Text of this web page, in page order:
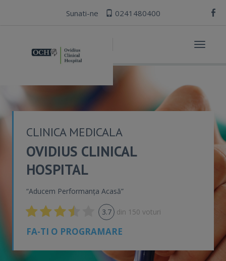
Sunati-ne 0241480400
Toggle
CLINICA MEDICALA
OVIDIUS CLINICAL
HOSPITAL
“Aducem Performanța Acasă”
3.7 din 150 voturi
FA-TI O PROGRAMARE